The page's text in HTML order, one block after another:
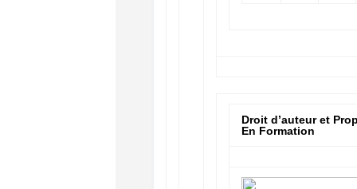
Droit d’auteur et
En Formation